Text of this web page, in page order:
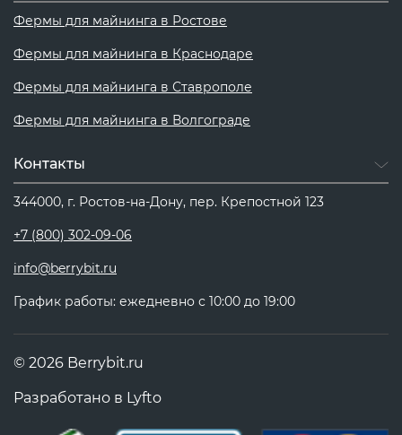
Фермы для майнинга в Ростове
Фермы для майнинга в Краснодаре
Фермы для майнинга в Ставрополе
Фермы для майнинга в Волгограде
Контакты
344000, г. Ростов-на-Дону, пер. Крепостной 123
+7 (800) 302-09-06
info@berrybit.ru
График работы: ежедневно с 10:00 до 19:00
© 2026 Berrybit.ru
Разработано в Lyfto